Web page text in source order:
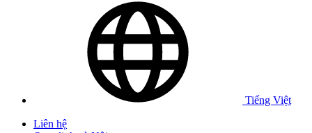
Tiếng Việt
Liên hệ